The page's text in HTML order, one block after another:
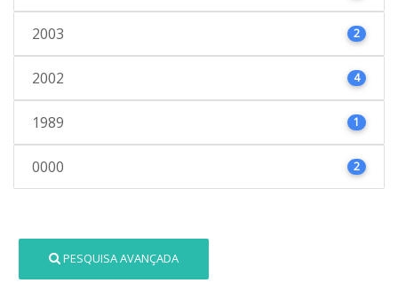
2003 2
2002 4
1989 1
0000 2
PESQUISA AVANÇADA